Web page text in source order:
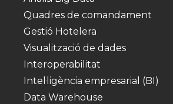
Quadres de comandament
Gestió Hotelera
Visualització de dades
Interoperabilitat
Intel·ligència empresarial (BI)
Data Warehouse